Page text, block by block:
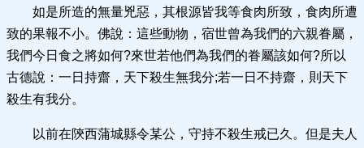
如是所造的無量兇惡，其根源皆我等食肉所致，食肉所遭
致的果報不小。佛說：這些動物，宿世曾為我們的六親眷屬，
我們今日食之將如何?來世若他們為我們的眷屬該如何?所以
古德說：一日持齋，天下殺生無我分;若一日不持齋，則天下
殺生有我分。
以前在陝西蒲城縣令某公，守持不殺生戒已久。但是夫人